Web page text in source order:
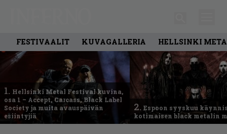
FESTIVAALIT KUVAGALLERIA HELLSINKI
1. Hellsinki Metal Festival kuvina,
osa 1 – Accept, Carcass, Black Label
Society ja muita avauspäivän
esiintyjiä
2. Espoon syyskuu
kotimaisen black metalin